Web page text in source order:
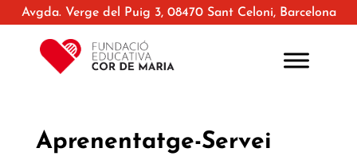
Avgda. Verge del Puig 3, 08470 Sant Celoni, Barcelona
Aprenentatge-Servei